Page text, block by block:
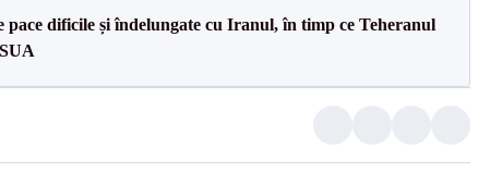
pace dificile și îndelungate cu Iranul, în timp ce Teheranul